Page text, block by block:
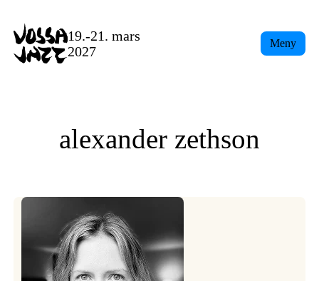
content
19.-21. mars
2027
Meny
alexander zethson